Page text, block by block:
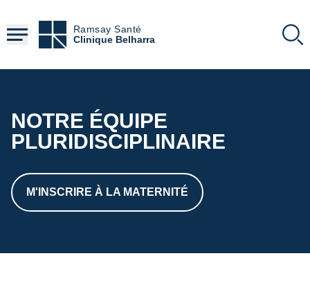
contenu
principal
Ramsay Santé
Clinique Belharra
NOTRE ÉQUIPE
PLURIDISCIPLINAIRE
M'INSCRIRE À LA MATERNITÉ